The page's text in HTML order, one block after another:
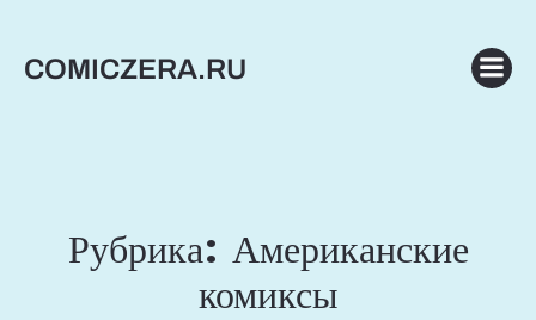
COMICZERA.RU
Рубрика: Американские
комиксы